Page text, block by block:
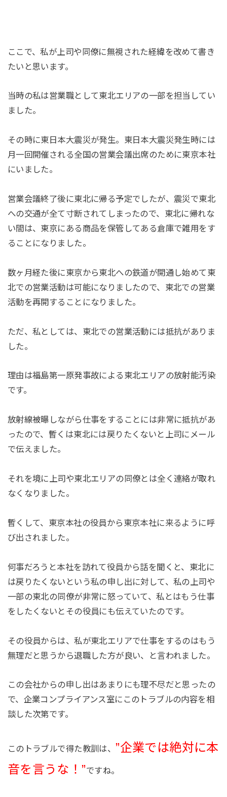
ここで、私が上司や同僚に無視された経緯を改めて書き
たいと思います。
当時の私は営業職として東北エリアの一部を担当してい
ました。
その時に東日本大震災が発生。東日本大震災発生時には
月一回開催される全国の営業会議出席のために東京本社
にいました。
営業会議終了後に東北に帰る予定でしたが、震災で東北
への交通が全て寸断されてしまったので、東北に帰れな
い間は、東京にある商品を保管してある倉庫で雑用をす
ることになりました。
数ヶ月経た後に東京から東北への鉄道が開通し始めて東
北での営業活動は可能になりましたので、東北での営業
活動を再開することになりました。
ただ、私としては、東北での営業活動には抵抗がありま
した。
理由は福島第一原発事故による東北エリアの放射能汚染
です。
放射線被曝しながら仕事をすることには非常に抵抗があ
ったので、暫くは東北には戻りたくないと上司にメール
で伝えました。
それを境に上司や東北エリアの同僚とは全く連絡が取れ
なくなりました。
暫くして、東京本社の役員から東京本社に来るように呼
び出されました。
何事だろうと本社を訪れて役員から話を聞くと、東北に
は戻りたくないという私の申し出に対して、私の上司や
一部の東北の同僚が非常に怒っていて、私とはもう仕事
をしたくないとその役員にも伝えていたのです。
その役員からは、私が東北エリアで仕事をするのはもう
無理だと思うから退職した方が良い、と言われました。
この会社からの申し出はあまりにも理不尽だと思ったの
で、企業コンプライアンス室にこのトラブルの内容を相
談した次第です。
このトラブルで得た教訓は、 ”企業では絶対に本
音を言うな！”ですね。